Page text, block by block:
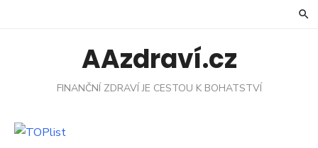
AAzdraví.cz
FINANČNÍ ZDRAVÍ JE CESTOU K BOHATSTVÍ